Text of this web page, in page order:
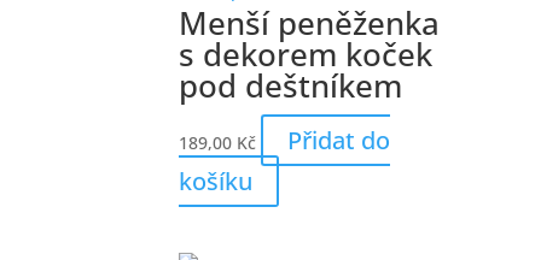
Menší peněženka
s dekorem koček
pod deštníkem
189,00 Kč
Přidat do
košíku